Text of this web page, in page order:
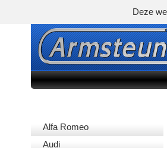
Alfa Romeo
Audi
Deze